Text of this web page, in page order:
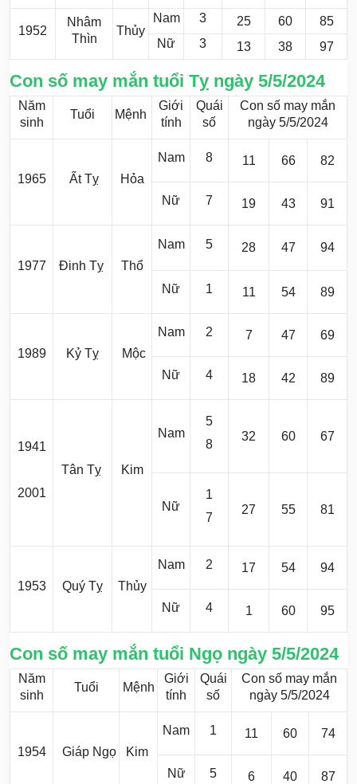
1952
Nhâm
Thìn
Thủy
Nam 3 25 60
85
Nữ
3 13 38 97
Con số may mắn tuổi Tỵ ngày 5/5/2024
Năm
sinh
Tuổi Mệnh
Giới
tính
Quái
số
Con số may mắn
ngày 5/5/2024
1965 Ất Tỵ Hỏa
Nam 8 11 66 82
Nữ 7 19 43 91
1977 Đinh Tỵ Thổ
Nam 5 28 47 94
Nữ 1 11 54 89
1989 Kỷ Tỵ Mộc
Nam 2 7 47 69
Nữ 4 18 42 89
1941
2001
Tân Tỵ Kim
Nam
5
8
32 60 67
Nữ
1
7
27 55 81
1953 Quý Tỵ Thủy
Nam 2 17 54 94
Nữ 4 1 60 95
Con số may mắn tuổi Ngọ ngày 5/5/2024
Năm
sinh
Tuổi Mệnh
Giới
tính
Quái
số
Con số may mắn
ngày 5/5/2024
1954 Giáp Ngọ Kim
Nam 1 11 60 74
Nữ 5 6 40 87